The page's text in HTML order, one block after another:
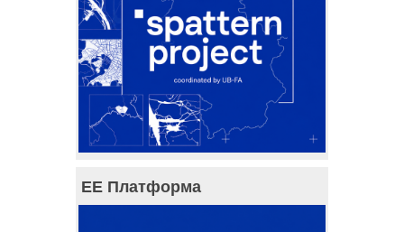
ЕЕ Платформа